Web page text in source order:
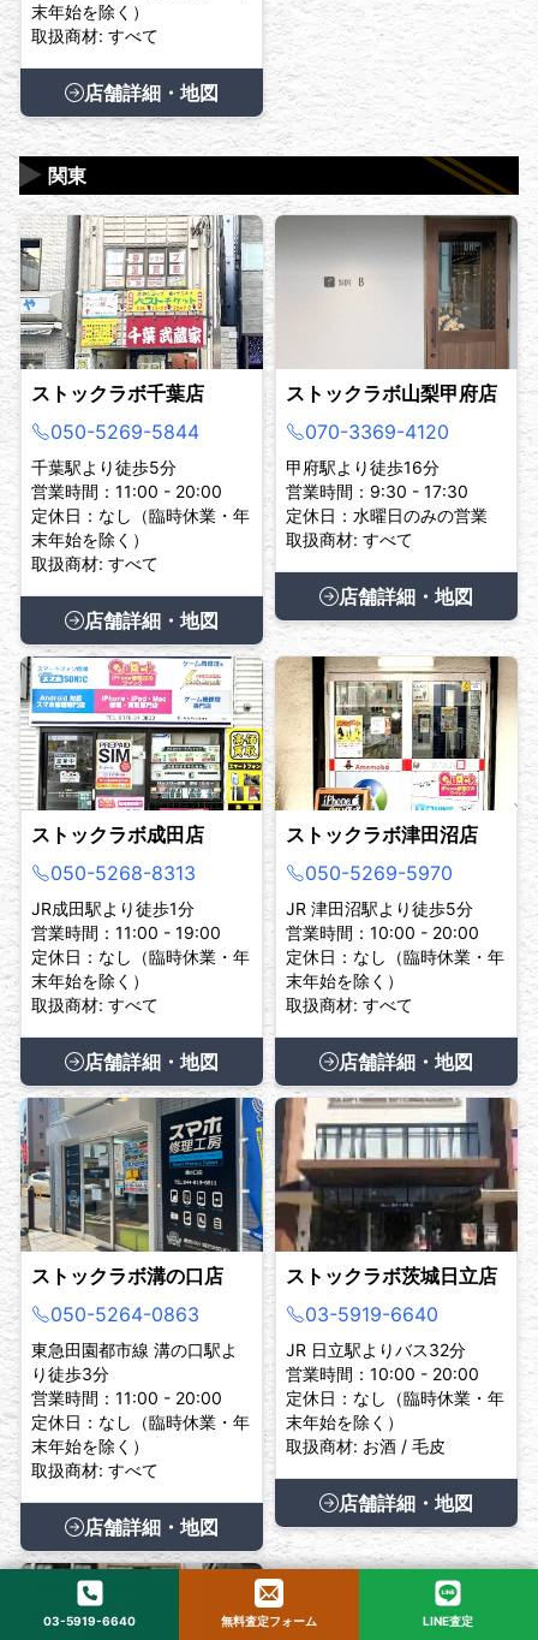
末年始を除く）
取扱商材: すべて
店舗詳細・地図
関東
▶
ストックラボ千葉店
050-5269-5844
千葉駅より徒歩5分
営業時間：11:00 - 20:00
定休日：なし（臨時休業・年
末年始を除く）
取扱商材: すべて
店舗詳細・地図
ストックラボ山梨甲府店
070-3369-4120
甲府駅より徒歩16分
営業時間：9:30 - 17:30
定休日：水曜日のみの営業
取扱商材: すべて
店舗詳細・地図
ストックラボ成田店
050-5268-8313
JR成田駅より徒歩1分
営業時間：11:00 - 19:00
定休日：なし（臨時休業・年
末年始を除く）
取扱商材: すべて
店舗詳細・地図
ストックラボ津田沼店
050-5269-5970
JR 津田沼駅より徒歩5分
営業時間：10:00 - 20:00
定休日：なし（臨時休業・年
末年始を除く）
取扱商材: すべて
店舗詳細・地図
ストックラボ溝の口店
050-5264-0863
東急田園都市線 溝の口駅よ
り徒歩3分
営業時間：11:00 - 20:00
定休日：なし（臨時休業・年
末年始を除く）
取扱商材: すべて
店舗詳細・地図
ストックラボ茨城日立店
03-5919-6640
JR 日立駅よりバス32分
営業時間：10:00 - 20:00
定休日：なし（臨時休業・年
末年始を除く）
取扱商材: お酒 / 毛皮
店舗詳細・地図
03-5919-6640 無料査定フォーム LINE査定